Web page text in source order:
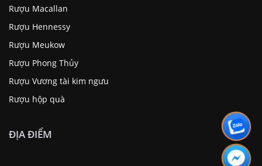
Rượu Macallan
Rượu Hennessy
Rượu Meukow
Rượu Phong Thủy
Rượu Vương tài kim ngưu
Rượu hộp quà
ĐỊA ĐIỂM